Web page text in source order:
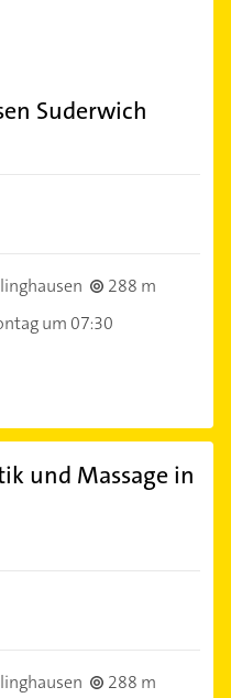
Suderwich
288 m
um 07:30
und Massage in
288 m